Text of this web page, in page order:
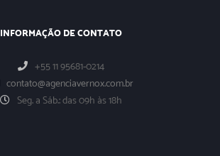
INFORMAÇÃO DE CONTATO
+55 11 95681-0214
contato@agenciavernox.com.br
Seg. a Sáb.: das 09h às 18h